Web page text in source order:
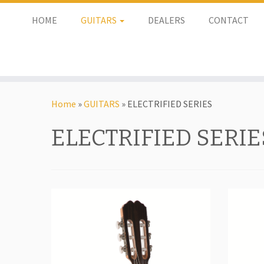
HOME GUITARS DEALERS CONTACT
Home »GUITARS » ELECTRIFIED SERIES
ELECTRIFIED